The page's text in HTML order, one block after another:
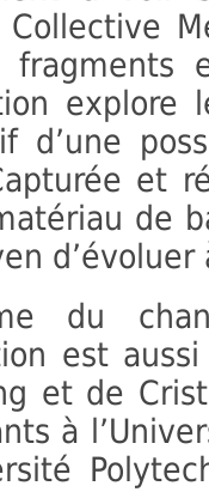
Collective
fragments
explore
d’une
et
de
du
est
et de
à